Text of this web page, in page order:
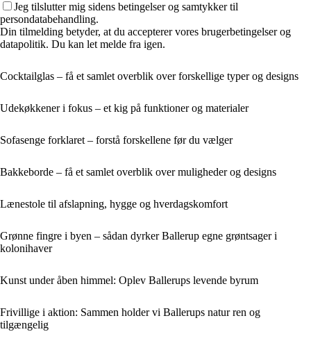
Jeg tilslutter mig sidens betingelser og samtykker til
persondatabehandling.
Din tilmelding betyder, at du accepterer vores brugerbetingelser og
datapolitik. Du kan let melde fra igen.
Cocktailglas – få et samlet overblik over forskellige typer og designs
Udekøkkener i fokus – et kig på funktioner og materialer
Sofasenge forklaret – forstå forskellene før du vælger
Bakkeborde – få et samlet overblik over muligheder og designs
Lænestole til afslapning, hygge og hverdagskomfort
Grønne fingre i byen – sådan dyrker Ballerup egne grøntsager i
kolonihaver
Kunst under åben himmel: Oplev Ballerups levende byrum
Frivillige i aktion: Sammen holder vi Ballerups natur ren og
tilgængelig